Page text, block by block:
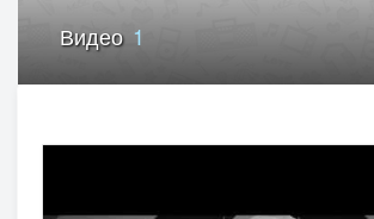
Видео 1